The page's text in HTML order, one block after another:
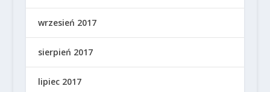
wrzesień 2017
sierpień 2017
lipiec 2017